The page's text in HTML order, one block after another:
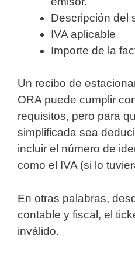
Descripción del
IVA aplicable
Importe de la
Un recibo de
ORA puede cumplir
requisitos, pero para
simplificada sea
incluir el número de
como el IVA (si lo
En otras palabras,
contable y fiscal, el
inválido.